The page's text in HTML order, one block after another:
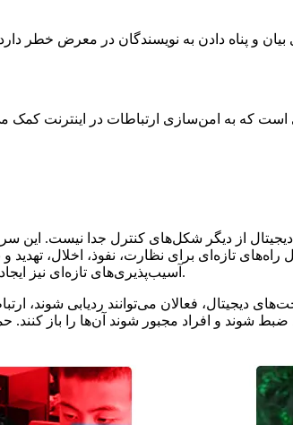
بیان و پناه دادن به نویسندگان در معرض خطر
از دیگر شکل‌های کنترل جدا نیست. این
راه‌های تازه‌ای برای نظارت، نفوذ، اخلال،
آسیب‌پذیری‌های تازه‌ای نیز ایجاد می‌کنند — راه‌هایی برای خاموش کردن آنان، افشا کردن آنان، یا به خطر انداختن خودشان و کسانی که دوستشان دارند.
دیجیتال، فعالان می‌توانند ردیابی شوند،